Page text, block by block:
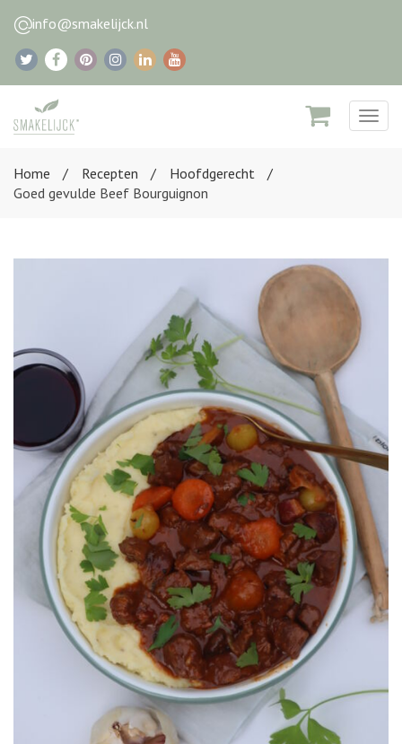
info@smakelijck.nl
Home
Recepten
Hoofdgerecht
Goed gevulde Beef Bourguignon